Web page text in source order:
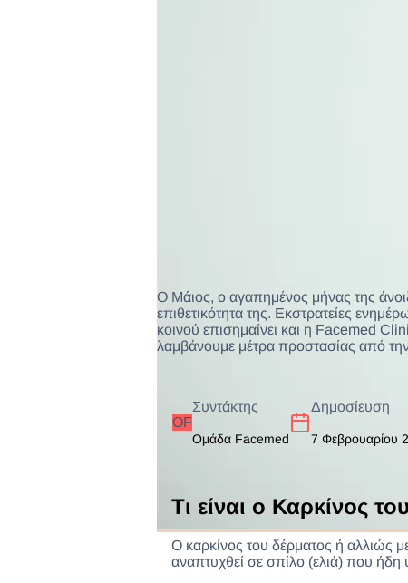
Blog
Ο Μάιος, ο αγαπημένος μήνας της
επιθετικότητα της. Εκστρατείες
κοινού επισημαίνει και η Facemed
λαμβάνουμε μέτρα προστασίας από
ΟF
Συντάκτης
Ομάδα Facemed
Δημοσίευση
7 Φεβρουαρίου
Τι είναι ο Καρκίνος
Ο καρκίνος του δέρματος ή αλλιώς
αναπτυχθεί σε σπίλο (ελιά) που ήδη